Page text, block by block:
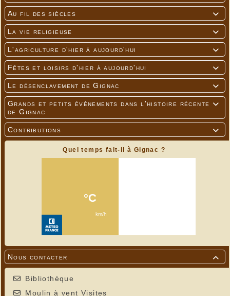

Au fil des siècles

La vie religieuse

L'agriculture d'hier à aujourd'hui

Fêtes et loisirs d'hier à aujourd'hui

Le désenclavement de Gignac

Grands et petits événements dans l'histoire récente
de Gignac

Contributions
Quel temps fait-il à Gignac ?

Nous contacter
Bibliothèque
Moulin à vent Visites